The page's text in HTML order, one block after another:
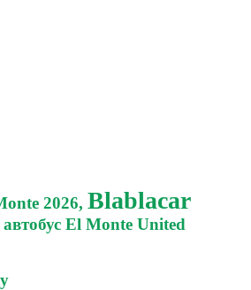
2026, Blablacar
El Monte United